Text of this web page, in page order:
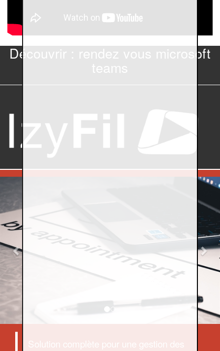
Découvrir : rendez vous microsoft
teams
Solution complète pour une gestion des